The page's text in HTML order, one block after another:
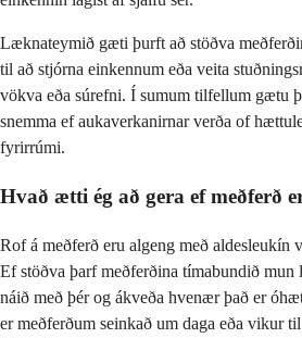
Læknateymið gæti þurft að stöðva
til að stjórna einkennum eða veita
vökva eða súrefni. Í sumum tilfellum gætu
snemma ef aukaverkanirnar verða of
fyrirrúmi.
Hvað ætti ég að gera ef meðferð
Rof á meðferð eru algeng með aldesleukín
Ef stöðva þarf meðferðina tímabundið
náið með þér og ákveða hvenær það er
er meðferðum seinkað um daga eða vikur